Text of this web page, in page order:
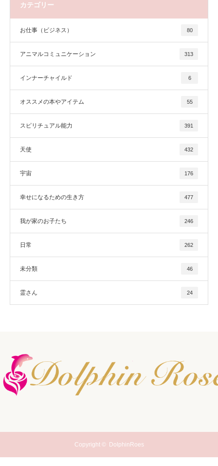
カテゴリー
お仕事（ビジネス） 80
アニマルコミュニケーション 313
インナーチャイルド 6
オススメの本やアイテム 55
スピリチュアル能力 391
天使 432
宇宙 176
幸せになるための生き方 477
我が家のお子たち 246
日常 262
未分類 46
霊さん 24
Copyright © DolphinRoes